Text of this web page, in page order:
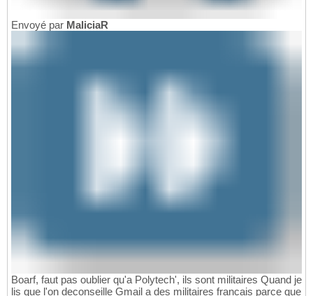
Envoyé par MaliciaR
Boarf, faut pas oublier qu'a Polytech', ils sont militaires Quand je
lis que l'on deconseille Gmail a des militaires francais parce que